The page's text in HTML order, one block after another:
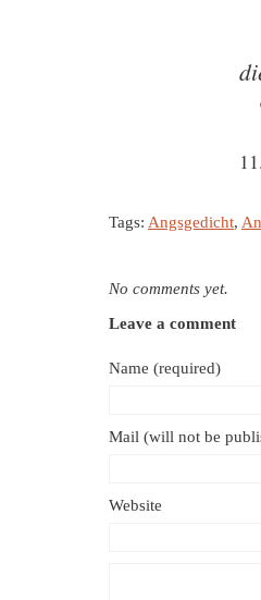
Tags: Angsgedicht,
No comments yet.
Leave a comment
Name (required)
Mail (will not be
Website